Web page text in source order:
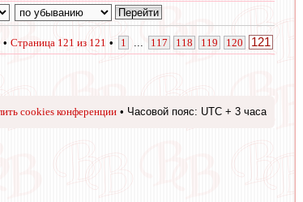
Страница 121 из 121 • 1 117 118 119 120 121
cookies конференции • Часовой пояс: UTC + 3 часа